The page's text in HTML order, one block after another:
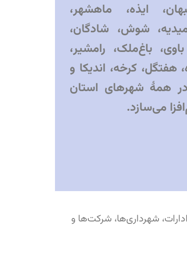
ایذه، ماهشهر،
شوش، شادگان،
باغ‌ملک، رامشیر،
هفتگل، کرخه، اندیکا و
همهٔ شهرهای استان
می‌سازد.
شهرداری‌ها، شرکت‌ها و